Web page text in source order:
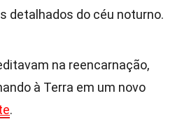
detalhados do céu noturno.
na reencarnação,
à Terra em um novo
.